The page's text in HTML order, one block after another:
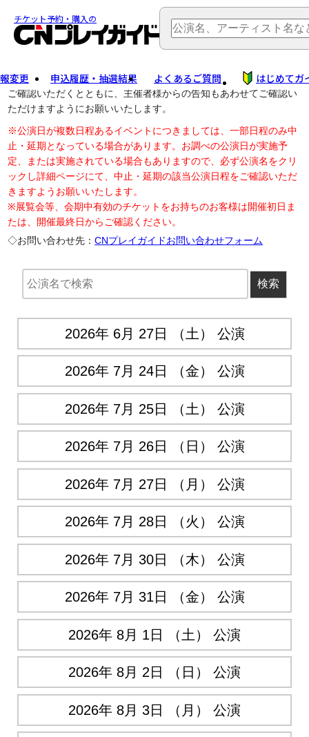
チケット予約・購入の
変更 申込履歴・抽選結果 よくあるご質問 はじめてガ
公演中止に伴う払戻し・延期等のご案内は、以下公演日リンクから
ご確認いただくとともに、主催者様からの告知もあわせてご確認い
ただけますようにお願いいたします。
※公演日が複数日程あるイベントにつきましては、一部日程のみ中
止・延期となっている場合があります。お調べの公演日が実施予
定、または実施されている場合もありますので、必ず公演名をクリ
ックし詳細ページにて、中止・延期の該当公演日程をご確認いただ
きますようお願いいたします。
※展覧会等、会期中有効のチケットをお持ちのお客様は開催初日ま
たは、開催最終日からご確認ください。
◇お問い合わせ先：CNプレイガイドお問い合わせフォーム
2026年 6月 27日 （土） 公演
2026年 7月 24日 （金） 公演
2026年 7月 25日 （土） 公演
2026年 7月 26日 （日） 公演
2026年 7月 27日 （月） 公演
2026年 7月 28日 （火） 公演
2026年 7月 30日 （木） 公演
2026年 7月 31日 （金） 公演
2026年 8月 1日 （土） 公演
2026年 8月 2日 （日） 公演
2026年 8月 3日 （月） 公演